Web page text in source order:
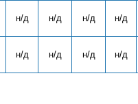
н/д н/д н/д н/д
н/д н/д н/д н/д